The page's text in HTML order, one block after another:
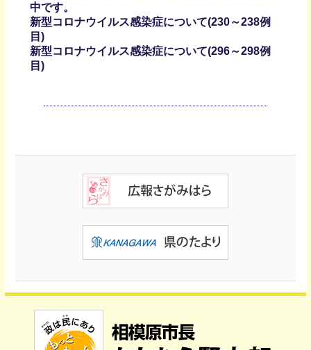
中です。
新型コロナウイルス感染症について(230～238例
目)
新型コロナウイルス感染症について(296～298例
目)